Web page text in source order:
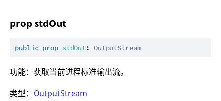
prop stdOut
public prop stdOut: OutputStream
功能：获取当前进程标准输出流。
类型： OutputStream